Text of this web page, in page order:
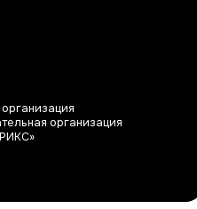
организация